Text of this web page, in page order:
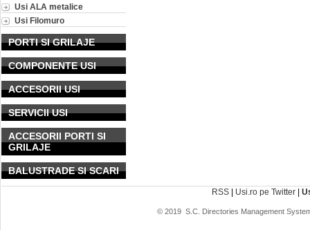
Usi ALA metalice
Usi Filomuro
PORTI SI GRILAJE
COMPONENTE USI
ACCESORII USI
SERVICII USI
ACCESORII PORTI SI
GRILAJE
BALUSTRADE SI SCARI
RSS | Usi.ro pe Twitter |
© 2019 S.C. Directories Management